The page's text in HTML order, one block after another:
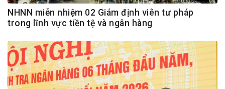
NHNN miễn nhiệm 02 Giám định viên tư pháp
trong lĩnh vực tiền tệ và ngân hàng